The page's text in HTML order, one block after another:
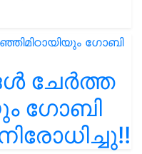
ചേർത്ത
ഗോബി